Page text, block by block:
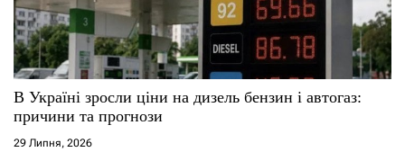
В Україні зросли ціни на дизель бензин і автогаз:
причини та прогнози
29 Липня, 2026